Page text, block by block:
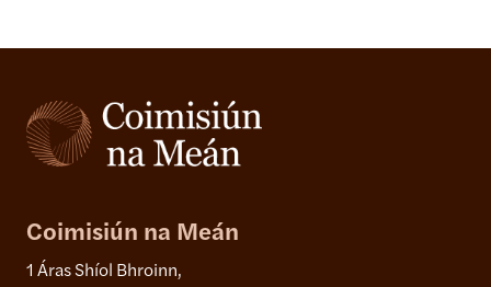
Coimisiún na Meán
1 Áras Shíol Bhroinn,